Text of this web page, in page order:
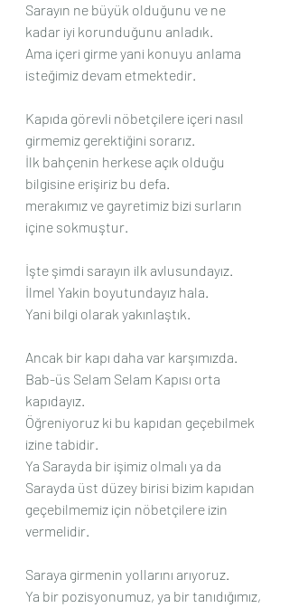
Sarayın ne büyük olduğunu ve ne
kadar iyi korunduğunu anladık.
Ama içeri girme yani konuyu anlama
isteğimiz devam etmektedir.
Kapıda görevli nöbetçilere içeri nasıl
girmemiz gerektiğini sorarız.
İlk bahçenin herkese açık olduğu
bilgisine erişiriz bu defa.
merakımız ve gayretimiz bizi surların
içine sokmuştur.
İşte şimdi sarayın ilk avlusundayız.
İlmel Yakin boyutundayız hala.
Yani bilgi olarak yakınlaştık.
Ancak bir kapı daha var karşımızda.
Bab-üs Selam Selam Kapısı orta
kapıdayız.
Öğreniyoruz ki bu kapıdan geçebilmek
izine tabidir.
Ya Sarayda bir işimiz olmalı ya da
Sarayda üst düzey birisi bizim kapıdan
geçebilmemiz için nöbetçilere izin
vermelidir.
Saraya girmenin yollarını arıyoruz.
Ya bir pozisyonumuz, ya bir tanıdığımız,